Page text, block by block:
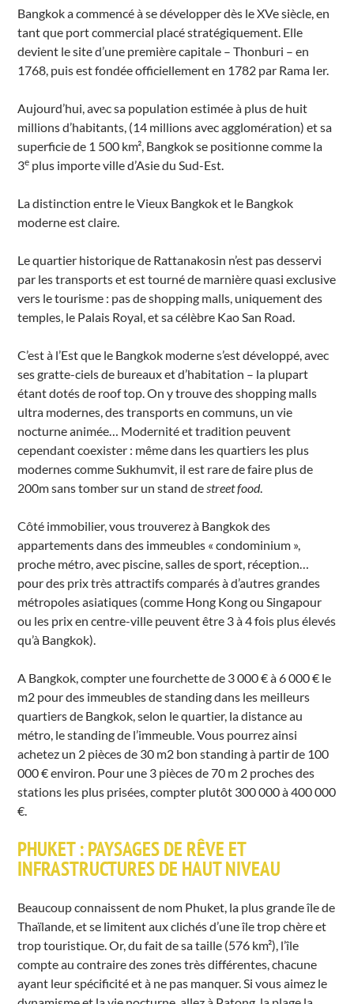
Bangkok a commencé à se développer dès le XVe siècle, en
tant que port commercial placé stratégiquement. Elle
devient le site d’une première capitale – Thonburi – en
1768, puis est fondée officiellement en 1782 par Rama Ier.
Aujourd’hui, avec sa population estimée à plus de huit
millions d’habitants, (14 millions avec agglomération) et sa
superficie de 1 500 km², Bangkok se positionne comme la
3e plus importe ville d’Asie du Sud-Est.
La distinction entre le Vieux Bangkok et le Bangkok
moderne est claire.
Le quartier historique de Rattanakosin n’est pas desservi
par les transports et est tourné de marnière quasi exclusive
vers le tourisme : pas de shopping malls, uniquement des
temples, le Palais Royal, et sa célèbre Kao San Road.
C’est à l’Est que le Bangkok moderne s’est développé, avec
ses gratte-ciels de bureaux et d’habitation – la plupart
étant dotés de roof top. On y trouve des shopping malls
ultra modernes, des transports en communs, un vie
nocturne animée… Modernité et tradition peuvent
cependant coexister : même dans les quartiers les plus
modernes comme Sukhumvit, il est rare de faire plus de
200m sans tomber sur un stand destreet food.
Côté immobilier, vous trouverez à Bangkok des
appartements dans des immeubles « condominium »,
proche métro, avec piscine, salles de sport, réception…
pour des prix très attractifs comparés à d’autres grandes
métropoles asiatiques (comme Hong Kong ou Singapour
ou les prix en centre-ville peuvent être 3 à 4 fois plus élevés
qu’à Bangkok).
A Bangkok, compter une fourchette de 3 000 € à 6 000 € le
m2 pour des immeubles de standing dans les meilleurs
quartiers de Bangkok, selon le quartier, la distance au
métro, le standing de l’immeuble. Vous pourrez ainsi
achetez un 2 pièces de 30 m2 bon standing à partir de 100
000 € environ. Pour une 3 pièces de 70 m 2 proches des
stations les plus prisées, compter plutôt 300 000 à 400 000
€.
PHUKET : PAYSAGES DE RÊVE ET
INFRASTRUCTURES DE HAUT NIVEAU
Beaucoup connaissent de nom Phuket, la plus grande île de
Thaïlande, et se limitent aux clichés d’une île trop chère et
trop touristique. Or, du fait de sa taille (576 km²), l’île
compte au contraire des zones très différentes, chacune
ayant leur spécificité et à ne pas manquer. Si vous aimez le